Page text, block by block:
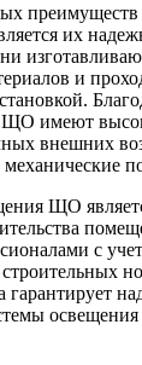
их
и
имеют
внешних
ЩО
с
строительных
освещения